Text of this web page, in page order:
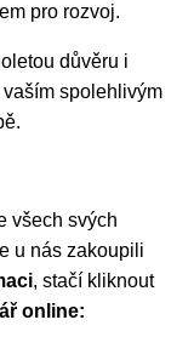
pro rozvoj.
důvěru i
spolehlivým
všech svých
u nás zakoupili
, stačí kliknout
online: